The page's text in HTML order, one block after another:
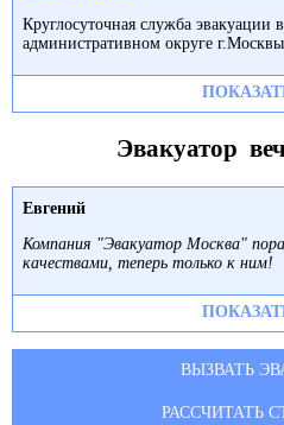
Круглосуточная служба эвакуации
административном округе г.Москвы
Эвакуатор
Евгений
Компания "Эвакуатор Москва"
качествами, теперь только к ним!
ВЫЗВАТЬ
РАССЧИТАТЬ